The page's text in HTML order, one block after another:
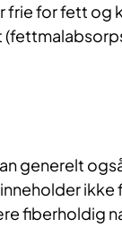
for fett og
generelt
ikke
fiberholdig